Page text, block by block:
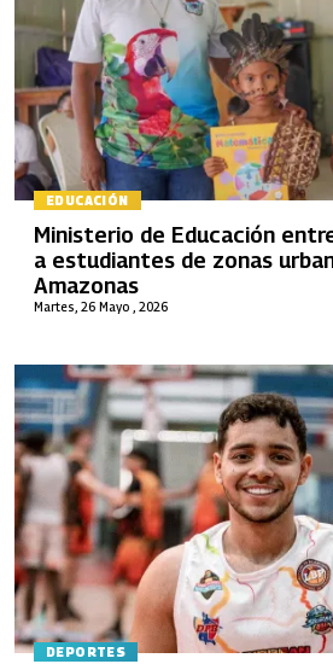
EDUCACIÓN
Martes, 26 Mayo , 2026
Ministerio de Educación
a estudiantes de zonas
Amazonas
DEPORTES